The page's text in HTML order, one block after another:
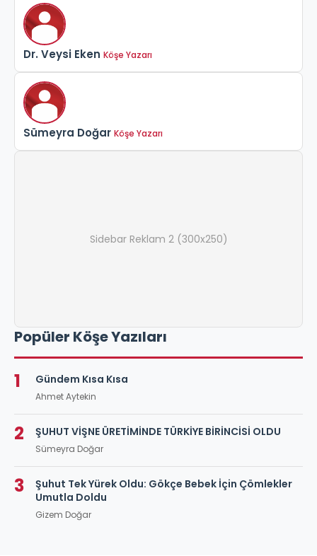
Dr. Veysi Eken Köşe Yazarı
Sümeyra Doğar Köşe Yazarı
Sidebar Reklam 2 (300x250)
Popüler Köşe Yazıları
1 Gündem Kısa Kısa
Ahmet Aytekin
2 ŞUHUT VİŞNE ÜRETİMİNDE TÜRKİYE BİRİNCİSİ OLDU
Sümeyra Doğar
3
Şuhut Tek Yürek Oldu: Gökçe Bebek İçin Çömlekler
Umutla Doldu
Gizem Doğar